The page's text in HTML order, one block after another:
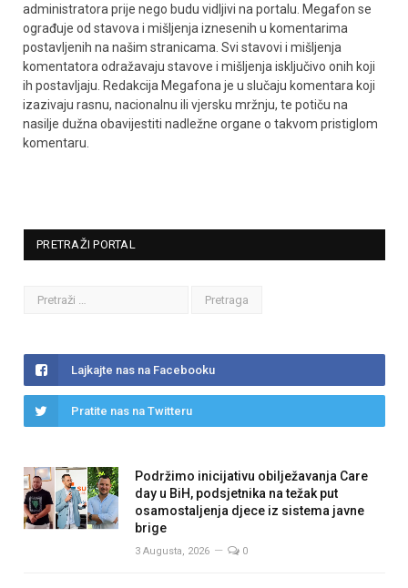
administratora prije nego budu vidljivi na portalu. Megafon se
ograđuje od stavova i mišljenja iznesenih u komentarima
postavljenih na našim stranicama. Svi stavovi i mišljenja
komentatora odražavaju stavove i mišljenja isključivo onih koji
ih postavljaju. Redakcija Megafona je u slučaju komentara koji
izazivaju rasnu, nacionalnu ili vjersku mržnju, te potiču na
nasilje dužna obavijestiti nadležne organe o takvom pristiglom
komentaru.
PRETRAŽI PORTAL
Lajkajte nas na Facebooku
Pratite nas na Twitteru
Podržimo inicijativu obilježavanja Care
day u BiH, podsjetnika na težak put
osamostaljenja djece iz sistema javne
brige
3 Augusta, 2026 0